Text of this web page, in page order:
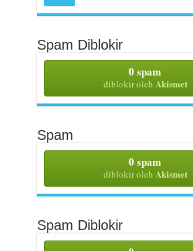
Spam Diblokir
0 spam
diblokir oleh Akismet
Spam
0 spam
diblokir oleh Akismet
Spam Diblokir